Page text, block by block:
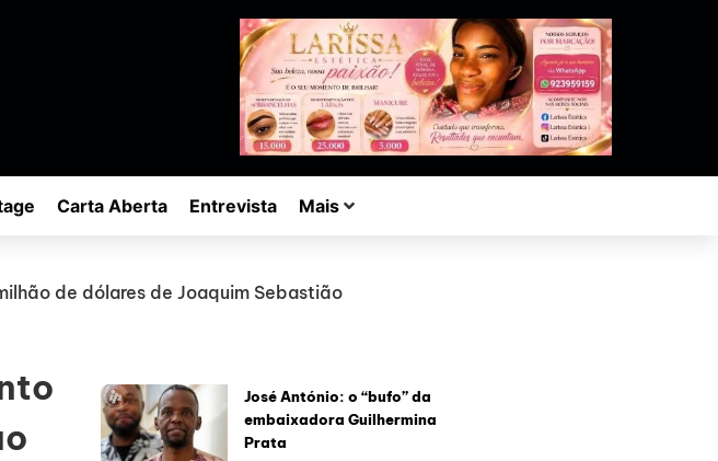
Carta Aberta Entrevista Mais
de dólares de Joaquim Sebastião
José António: o “bufo” da
embaixadora Guilhermina
Prata